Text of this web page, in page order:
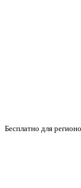
Бесплатно для